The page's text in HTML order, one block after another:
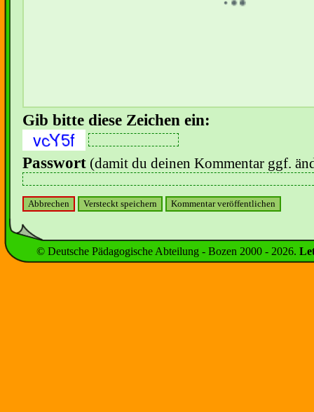
Gib bitte diese Zeichen ein:
Passwort (damit du deinen Kommentar ggf.
© Deutsche Pädagogische Abteilung - Bozen 2000 - 2026.